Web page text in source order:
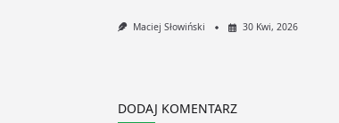
Maciej Słowiński 30 Kwi, 2026
DODAJ KOMENTARZ